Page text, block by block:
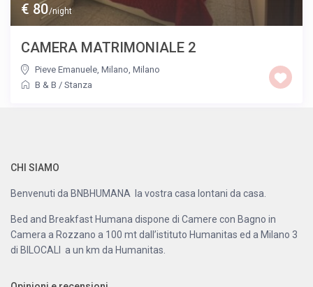
€ 80/night
CAMERA MATRIMONIALE 2
Pieve Emanuele, Milano,Milano
B & B /Stanza
CHI SIAMO
Benvenuti da BNBHUMANA la vostra casa lontani da casa.
Bed and Breakfast Humana dispone di Camere con Bagno in
Camera a Rozzano a 100 mt dall’istituto Humanitas ed a Milano 3
di BILOCALI a un km da Humanitas.